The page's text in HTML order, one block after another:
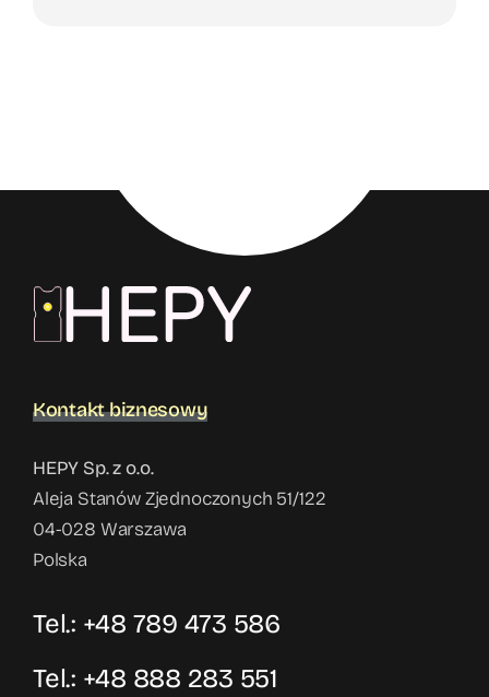
Kontakt biznesowy
HEPY Sp. z o.o.
Aleja Stanów Zjednoczonych 51/122
04-028 Warszawa
Polska
Tel.: +48 789 473 586
Tel.: +48 888 283 551